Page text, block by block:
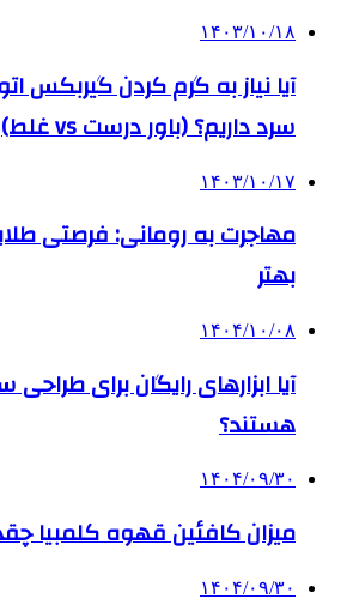
۱۴۰۳/۱۰/۱۸
آیا نیاز به گرم کردن گیربکس
سرد داریم؟ (باور درست vs غلط)
۱۴۰۳/۱۰/۱۷
مهاجرت به رومانی: فرصتی
بهتر
۱۴۰۴/۱۰/۰۸
آیا ابزارهای رایگان برای
هستند؟
۱۴۰۴/۰۹/۳۰
میزان کافئین قهوه کلمبیا
۱۴۰۴/۰۹/۳۰